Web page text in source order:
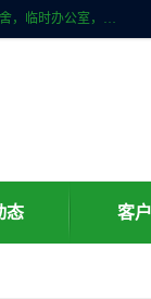
山东滨州科宇钢构工程有限公司是一家专业生产安装钢结构，彩钢房，活动房。主要产品有：彩钢房，活动房，彩钢围挡，工地临舍，临时办公室，民用建筑等生成安装；我们一贯坚持；诚信经营，薄利多销的经营理念。愿与广大的新老客户共创美好未来
态 客